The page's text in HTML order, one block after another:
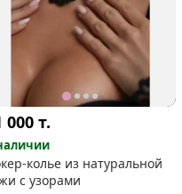
000т.
колье из натуральной
с узорами